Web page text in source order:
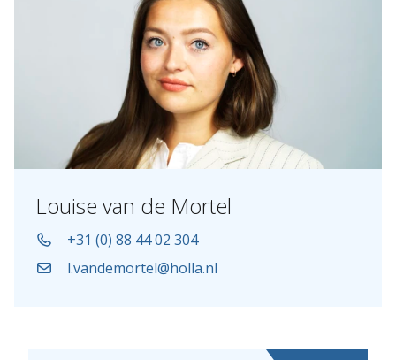
Louise van de Mortel
+31 (0) 88 44 02 304
l.vandemortel@holla.nl